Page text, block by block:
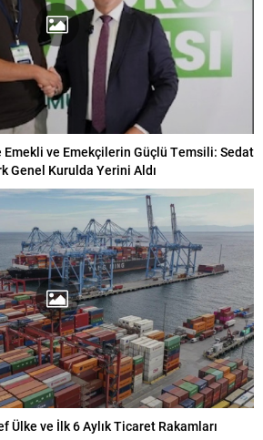
Emekli ve Emekçilerin Güçlü Temsili: Sedat
Genel Kurulda Yerini Aldı
Ülke ve İlk 6 Aylık Ticaret Rakamları